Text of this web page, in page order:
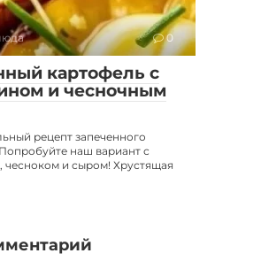
0
картофель с
и чесночным
рецепт запеченного
наш вариант с
чесноком и сыром! Хрустящая